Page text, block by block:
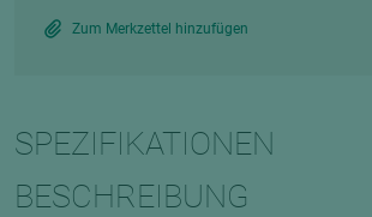
Zum Merkzettel hinzufügen
SPEZIFIKATIONEN
BESCHREIBUNG